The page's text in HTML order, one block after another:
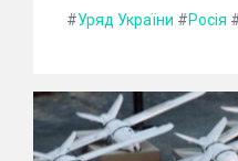
#Уряд України #Росія